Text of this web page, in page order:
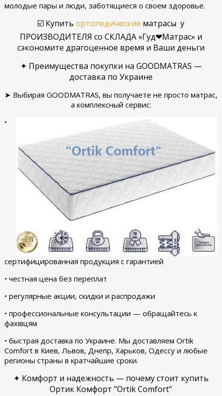
молодые пары и люди, заботящиеся о своем здоровье.
☑️ Купитьортопедические матрасы у
ПРОИЗВОДИТЕЛЯ со СКЛАДА «Гуд❤Матрас» и
сэкономите драгоценное время и Ваши деньги
✦ Преимущества покупки на GOODMATRAS —
доставка по Украине
➤ Выбирая GOODMATRAS, вы получаете не просто матрас,
а комплексный сервис:
•
сертифицированная продукция с гарантией
• честная цена без переплат
• регулярные акции, скидки и распродажи
• профессиональные консультации — обращайтесь к
фахівцям
• быстрая доставка по Украине. Мы доставляем Ortik
Comfort в Киев, Львов, Днепр, Харьков, Одессу и любые
регионы страны в кратчайшие сроки.
✦ Комфорт и надежность — почему стоит купить
Ортик Комфорт "Ortik Comfort"